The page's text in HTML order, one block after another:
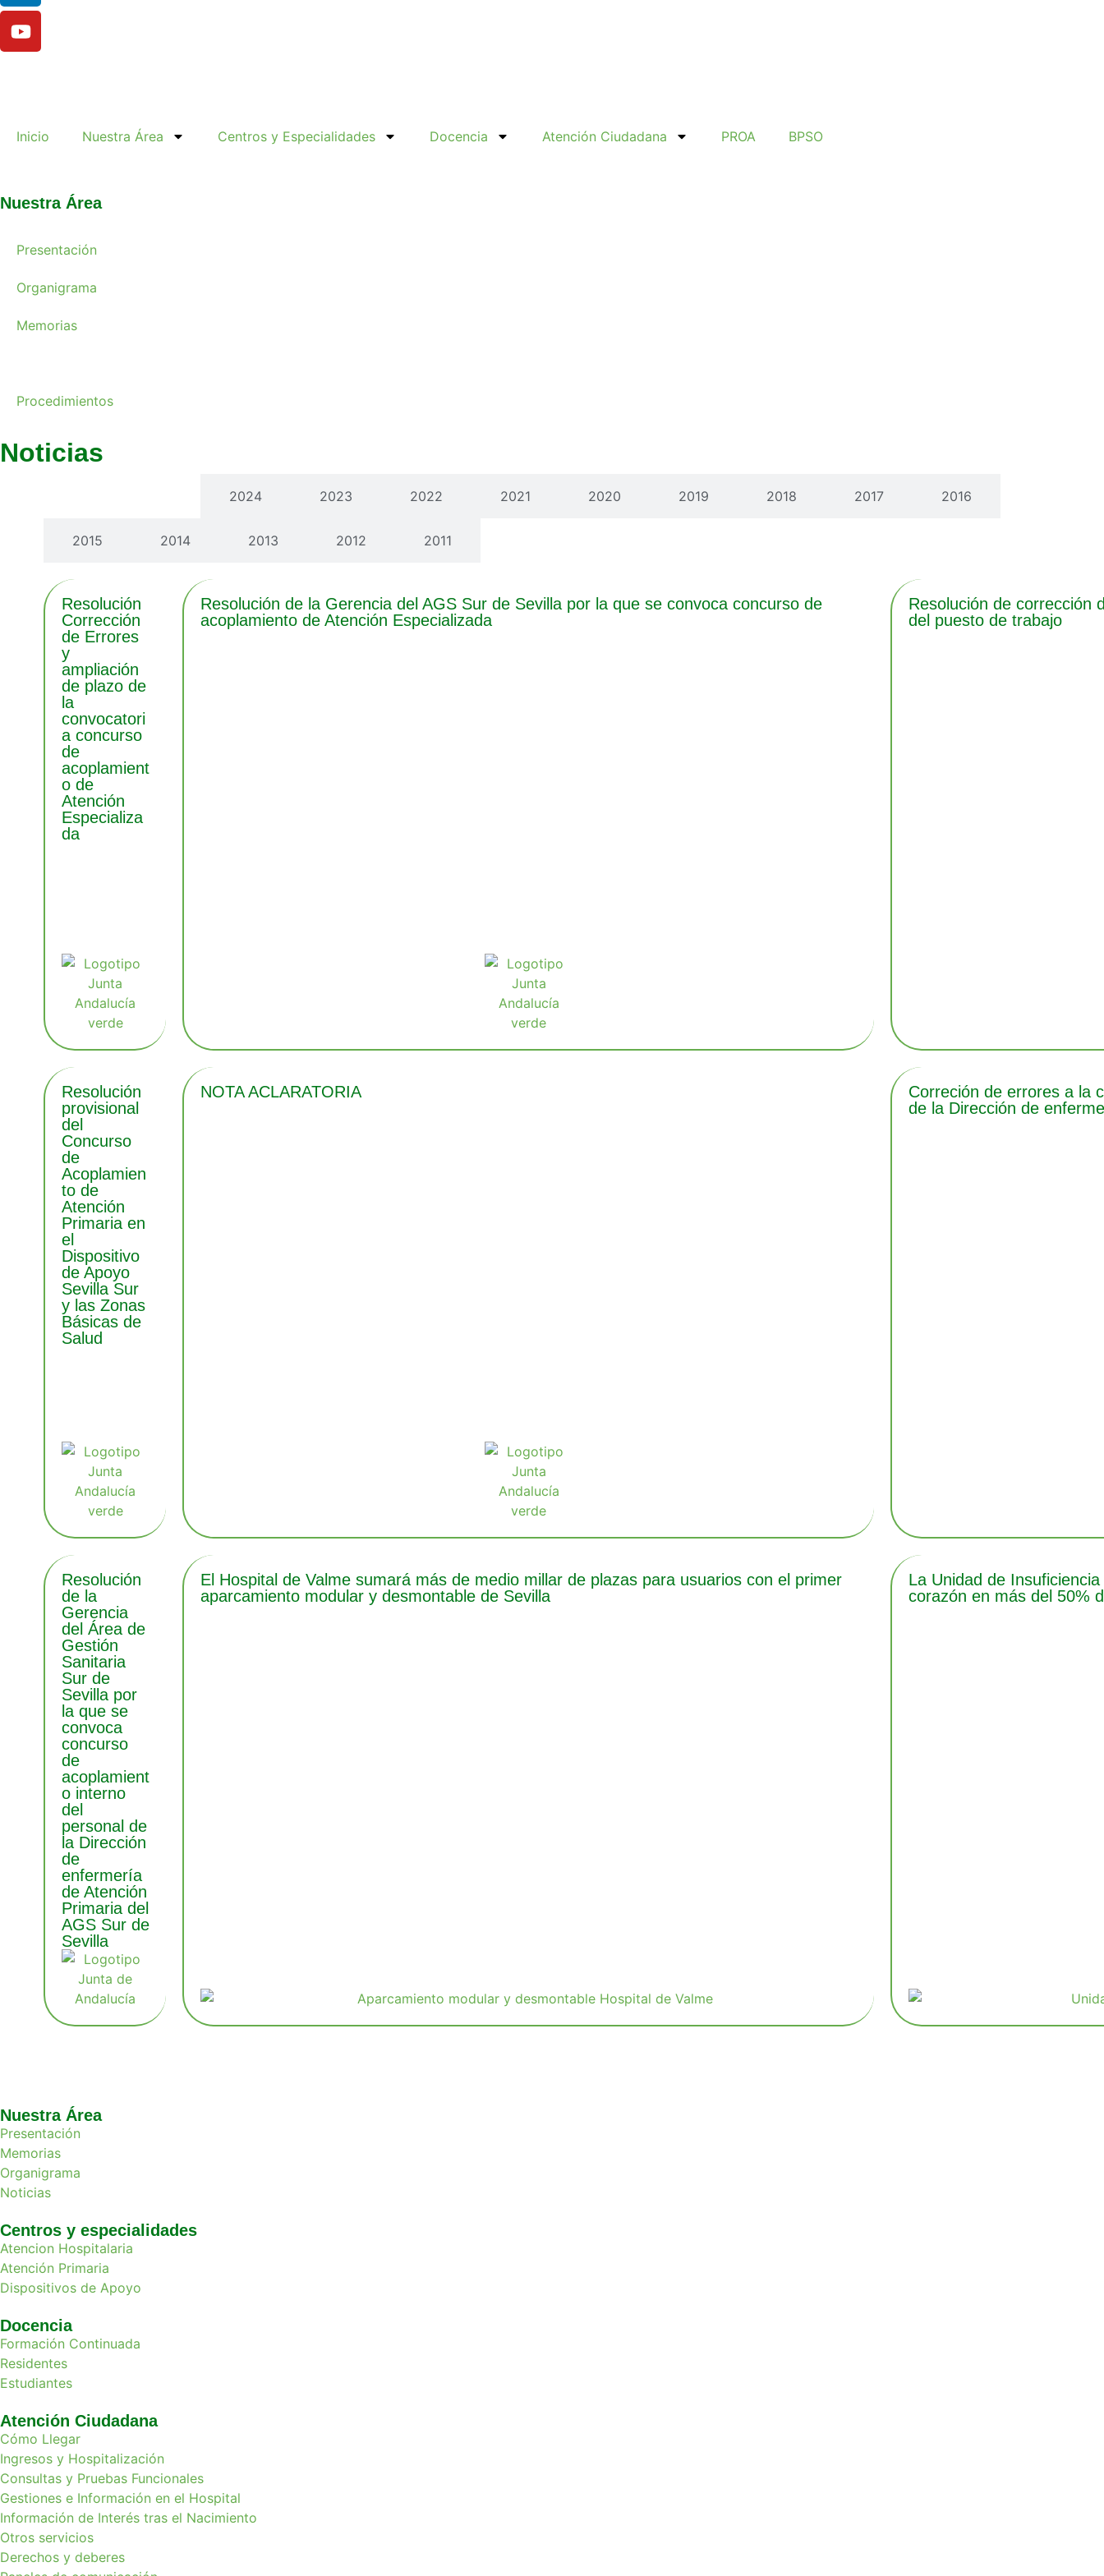
Inicio Nuestra Área Centros y Especialidades Docencia Atención Ciudadana PROA BPSO
Nuestra Área
Presentación
Organigrama
Memorias
Procedimientos
Noticias
2024 2023 2022 2021 2020 2019 2018 2017 2016
2015 2014 2013 2012 2011
Resolución
Corrección
de Errores
y
ampliación
de plazo de
la
convocatori
a concurso
de
acoplamient
o de
Atención
Especializa
da
Resolución de la Gerencia del AGS Sur de Sevilla por la que se convoca concurso de
acoplamiento de Atención Especializada
Resolución de corrección
del puesto de trabajo
Resolución
provisional
del
Concurso
de
Acoplamien
to de
Atención
Primaria en
el
Dispositivo
de Apoyo
Sevilla Sur
y las Zonas
Básicas de
Salud
NOTA ACLARATORIA
Correción de errores a la
de la Dirección de
Resolución
de la
Gerencia
del Área de
Gestión
Sanitaria
Sur de
Sevilla por
la que se
convoca
concurso
de
acoplamient
o interno
del
personal de
la Dirección
de
enfermería
de Atención
Primaria del
AGS Sur de
Sevilla
El Hospital de Valme sumará más de medio millar de plazas para usuarios con el primer
aparcamiento modular y desmontable de Sevilla
La Unidad de
corazón en más del 50%
Nuestra Área
Presentación
Memorias
Organigrama
Noticias
Centros y especialidades
Atencion Hospitalaria
Atención Primaria
Dispositivos de Apoyo
Docencia
Formación Continuada
Residentes
Estudiantes
Atención Ciudadana
Cómo Llegar
Ingresos y Hospitalización
Consultas y Pruebas Funcionales
Gestiones e Información en el Hospital
Información de Interés tras el Nacimiento
Otros servicios
Derechos y deberes